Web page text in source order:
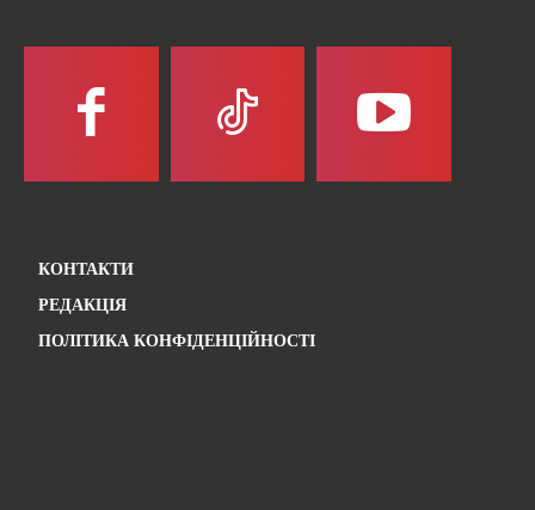
КОНТАКТИ
РЕДАКЦІЯ
ПОЛІТИКА КОНФІДЕНЦІЙНОСТІ